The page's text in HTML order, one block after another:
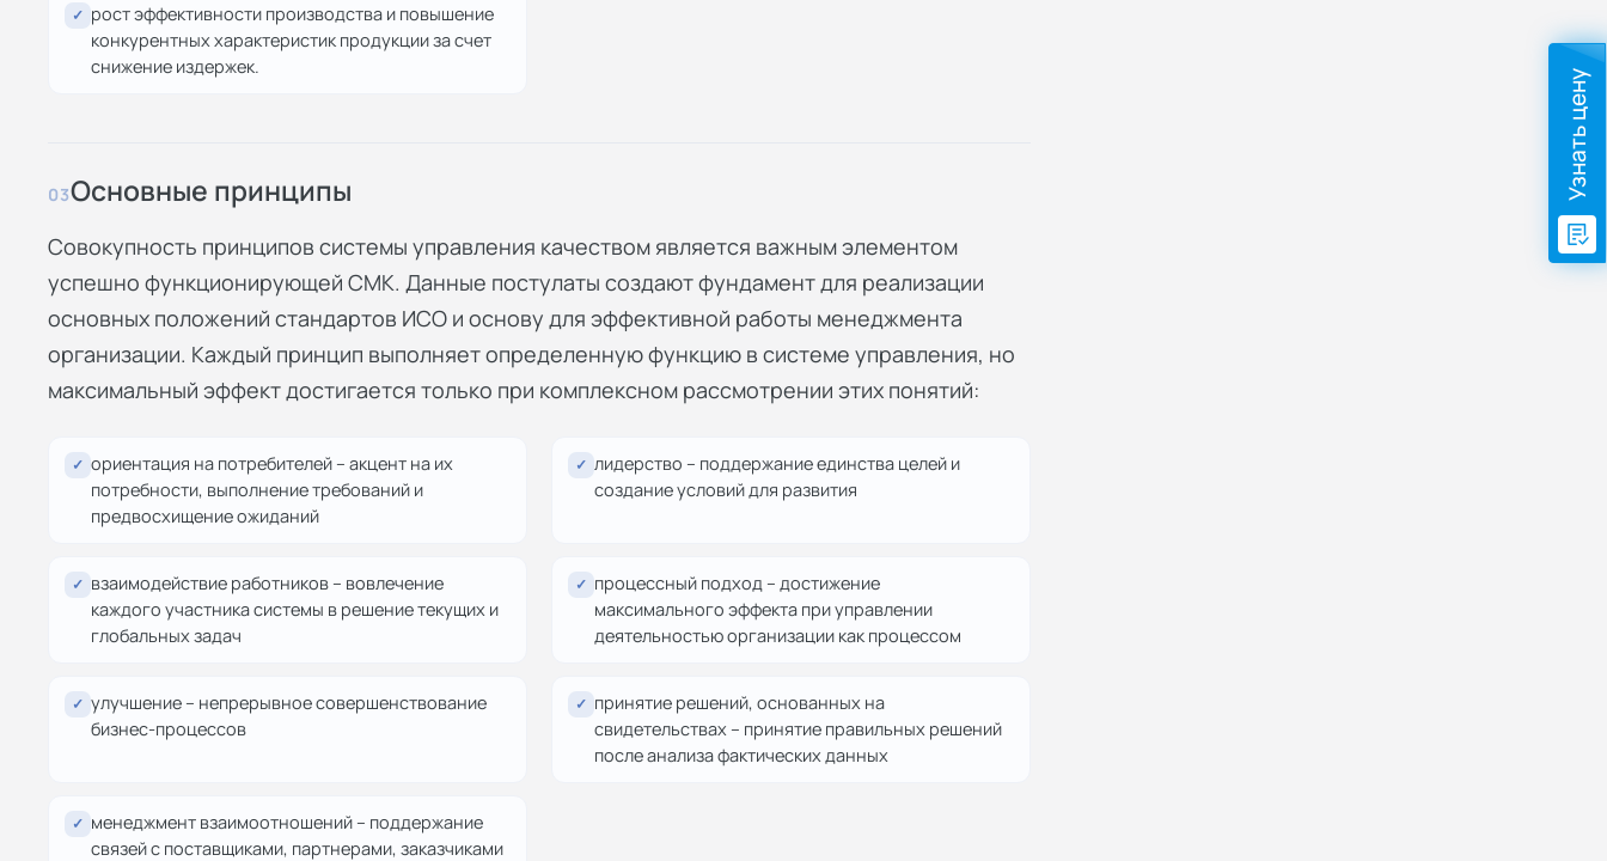
✓ рост эффективности производства и повышение
конкурентных характеристик продукции за счет
снижение издержек.
03Основные принципы
Совокупность принципов системы управления качеством является важным элементом
успешно функционирующей СМК. Данные постулаты создают фундамент для реализации
основных положений стандартов ИСО и основу для эффективной работы менеджмента
организации. Каждый принцип выполняет определенную функцию в системе управления, но
максимальный эффект достигается только при комплексном рассмотрении этих понятий:
✓ ориентация на потребителей – акцент на их
потребности, выполнение требований и
предвосхищение ожиданий
✓ лидерство – поддержание единства целей и
создание условий для развития
✓ взаимодействие работников – вовлечение
каждого участника системы в решение текущих и
глобальных задач
✓ процессный подход – достижение
максимального эффекта при управлении
деятельностью организации как процессом
✓ улучшение – непрерывное совершенствование
бизнес-процессов
✓ принятие решений, основанных на
свидетельствах – принятие правильных решений
после анализа фактических данных
✓ менеджмент взаимоотношений – поддержание
связей с поставщиками, партнерами, заказчиками
Узнать цену